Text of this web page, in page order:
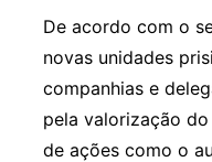
De acordo com o
novas unidades
companhias e
pela valorização
de ações como o